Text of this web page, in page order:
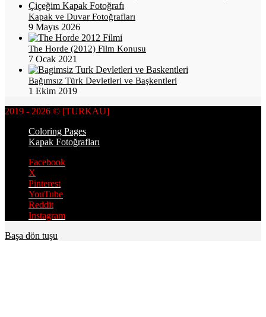
Kapak ve Duvar Fotoğrafları
9 Mayıs 2026
The Horde (2012) Film Konusu
7 Ocak 2021
Bağımsız Türk Devletleri ve Başkentleri
1 Ekim 2019
2019 - 2026 © [TURKAU]
Coloring Pages
Kapak Fotoğrafları
Facebook
X
Pinterest
YouTube
Reddit
Instagram
Başa dön tuşu